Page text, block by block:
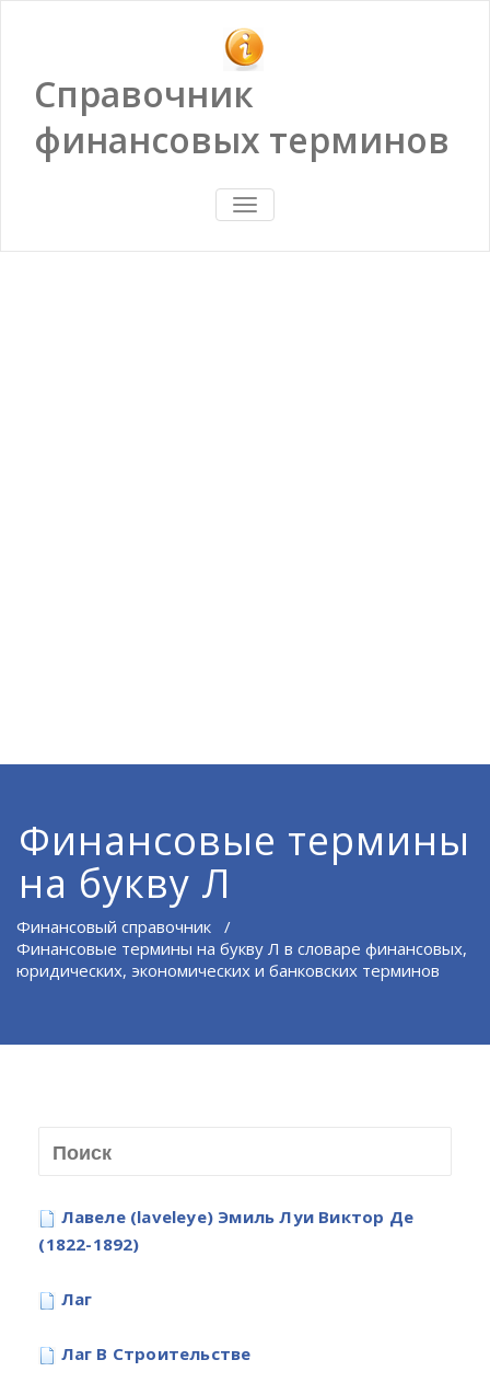
Справочник
финансовых терминов
ПОКАЗАТЬ/
СКРЫТЬ
Финансовые термины
на букву Л
Финансовый справочник /
Финансовые термины на букву Л в словаре финансовых,
юридических, экономических и банковских терминов
Лавеле (laveleye) Эмиль Луи Виктор Де
(1822-1892)
Лаг
Лаг В Строительстве